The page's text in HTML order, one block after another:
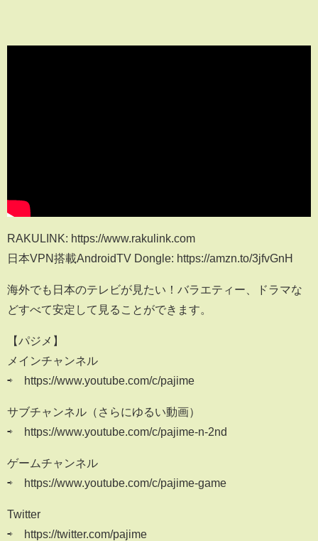
RAKULINK: https://www.rakulink.com
日本VPN搭載AndroidTV Dongle: https://amzn.to/3jfvGnH
海外でも日本のテレビが見たい！バラエティー、ドラマな
どすべて安定して見ることができます。
【パジメ】
メインチャンネル
⇨ https://www.youtube.com/c/pajime
サブチャンネル（さらにゆるい動画）
⇨ https://www.youtube.com/c/pajime-n-2nd
ゲームチャンネル
⇨ https://www.youtube.com/c/pajime-game
Twitter
⇨ https://twitter.com/pajime